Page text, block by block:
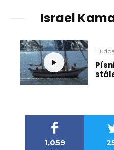
Israel
1,059